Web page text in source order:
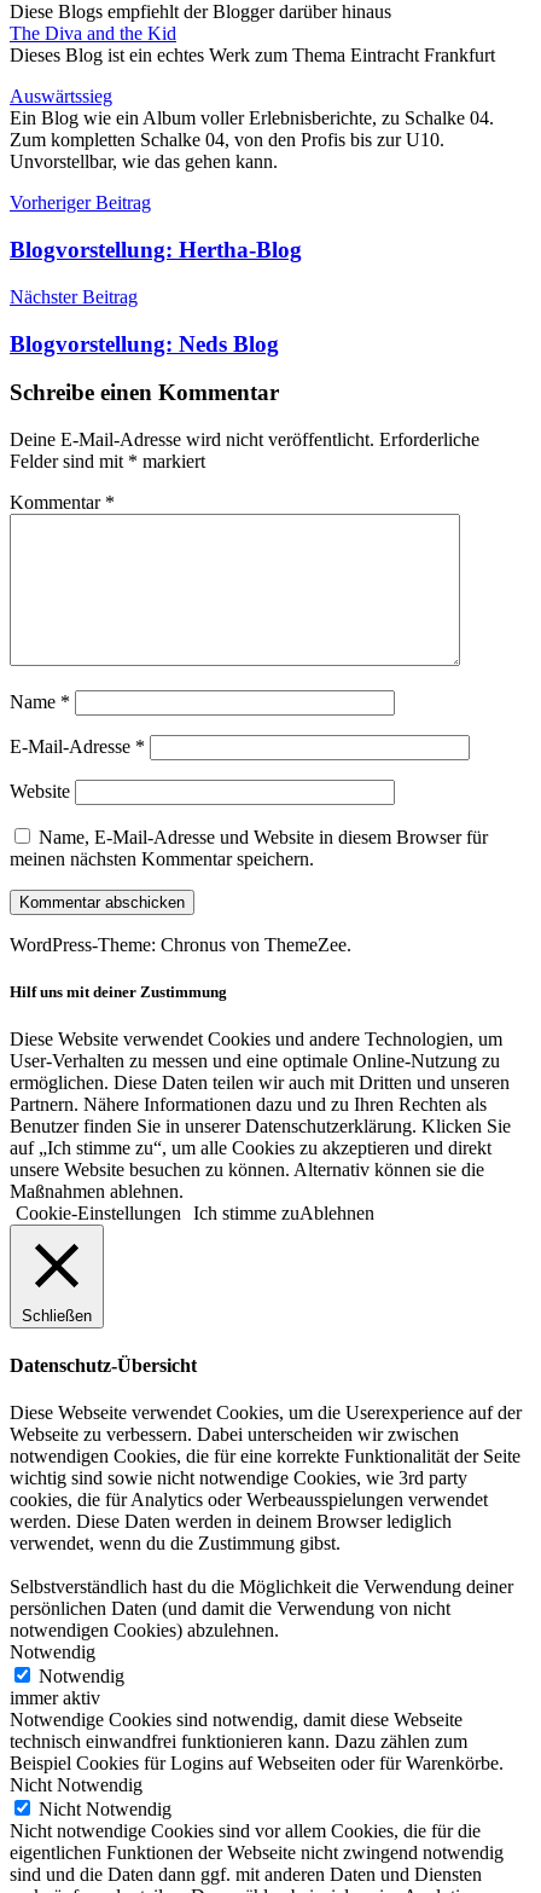
Diese Blogs empfiehlt der Blogger darüber hinaus
The Diva and the Kid
Dieses Blog ist ein echtes Werk zum Thema Eintracht Frankfurt
Auswärtssieg
Ein Blog wie ein Album voller Erlebnisberichte, zu Schalke 04.
Zum kompletten Schalke 04, von den Profis bis zur U10.
Unvorstellbar, wie das gehen kann.
Beitragsnavigation
Vorheriger Beitrag
Blogvorstellung: Hertha-Blog
Nächster Beitrag
Blogvorstellung: Neds Blog
Schreibe einen Kommentar
Deine E-Mail-Adresse wird nicht veröffentlicht. Erforderliche
Felder sind mit * markiert
Kommentar *
Name *
E-Mail-Adresse *
Website
Name, E-Mail-Adresse und Website in diesem Browser für
meinen nächsten Kommentar speichern.
WordPress-Theme: Chronus von ThemeZee.
Hilf uns mit deiner Zustimmung
Diese Website verwendet Cookies und andere Technologien, um
User-Verhalten zu messen und eine optimale Online-Nutzung zu
ermöglichen. Diese Daten teilen wir auch mit Dritten und unseren
Partnern. Nähere Informationen dazu und zu Ihren Rechten als
Benutzer finden Sie in unserer Datenschutzerklärung. Klicken Sie
auf „Ich stimme zu“, um alle Cookies zu akzeptieren und direkt
unsere Website besuchen zu können. Alternativ können sie die
Maßnahmen ablehnen.
Cookie-Einstellungen
Ich stimme zuAblehnen
Schließen
Datenschutz-Übersicht
Diese Webseite verwendet Cookies, um die Userexperience auf der
Webseite zu verbessern. Dabei unterscheiden wir zwischen
notwendigen Cookies, die für eine korrekte Funktionalität der Seite
wichtig sind sowie nicht notwendige Cookies, wie 3rd party
cookies, die für Analytics oder Werbeausspielungen verwendet
werden. Diese Daten werden in deinem Browser lediglich
verwendet, wenn du die Zustimmung gibst.
Selbstverständlich hast du die Möglichkeit die Verwendung deiner
persönlichen Daten (und damit die Verwendung von nicht
notwendigen Cookies) abzulehnen.
Notwendig
Notwendig
immer aktiv
Notwendige Cookies sind notwendig, damit diese Webseite
technisch einwandfrei funktionieren kann. Dazu zählen zum
Beispiel Cookies für Logins auf Webseiten oder für Warenkörbe.
Nicht Notwendig
Nicht Notwendig
Nicht notwendige Cookies sind vor allem Cookies, die für die
eigentlichen Funktionen der Webseite nicht zwingend notwendig
sind und die Daten dann ggf. mit anderen Daten und Diensten